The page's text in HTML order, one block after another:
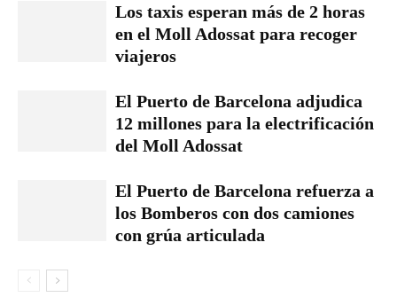
Los taxis esperan más de 2 horas
en el Moll Adossat para recoger
viajeros
El Puerto de Barcelona adjudica
12 millones para la electrificación
del Moll Adossat
El Puerto de Barcelona refuerza a
los Bomberos con dos camiones ​​
con grúa articulada